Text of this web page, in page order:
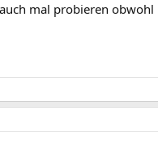
mal probieren